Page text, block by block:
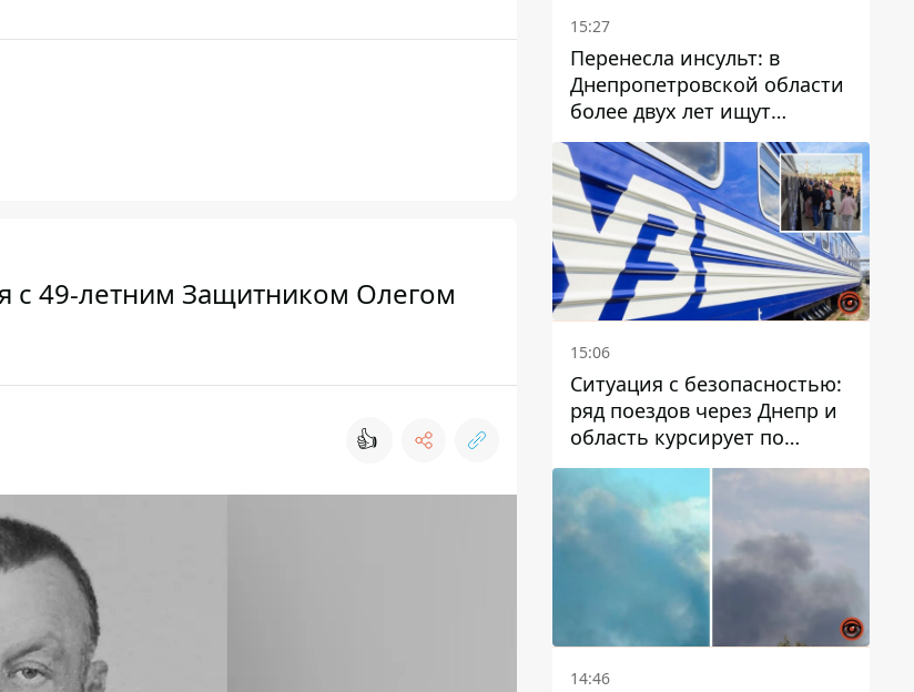
с 49-летним Защитником Олегом
👍
15:27
Перенесла инсульт: в
Днепропетровской области
более двух лет ищут
пропавшую женщину
15:06
Ситуация с безопасностью:
ряд поездов через Днепр и
область курсирует по
измененному маршруту, а
часть пути заменили
автобусами и электричками
14:46